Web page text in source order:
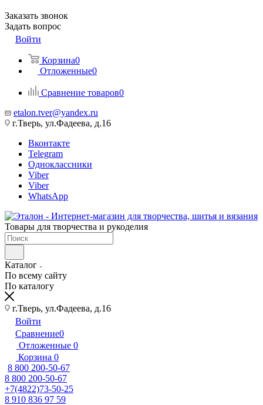
Заказать звонок
Задать вопрос
Войти
Корзина0
Отложенные0
Сравнение товаров0
etalon.tver@yandex.ru
г.Тверь, ул.Фадеева, д.16
Вконтакте
Telegram
Одноклассники
Viber
Viber
WhatsApp
Товары для творчества и рукоделия
Каталог
По всему сайту
По каталогу
г.Тверь, ул.Фадеева, д.16
Войти
Сравнение0
Отложенные 0
Корзина 0
8 800 200-50-67
8 800 200-50-67
+7(4822)73-50-25
8 910 836 97 59